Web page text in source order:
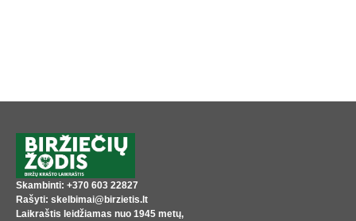
Skambinti: +370 603 22827
Rašyti: skelbimai@birzietis.lt
Laikraštis leidžiamas nuo 1945 metų,